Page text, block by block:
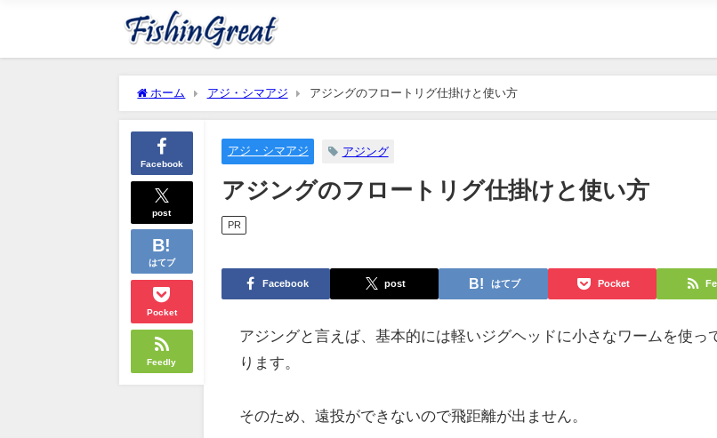
ホーム アジ・シマアジ アジングのフロートリグ仕掛けと使い方
Facebook
post
はてブ
Pocket
Feedly
アジ・シマアジ アジング
アジングのフロートリグ仕掛けと使い方
PR
Facebook post はてブ Pocket
アジングと言えば、基本的には軽いジグヘッドに小さなワームを使っ
ります。
そのため、遠投ができないので飛距離が出ません。